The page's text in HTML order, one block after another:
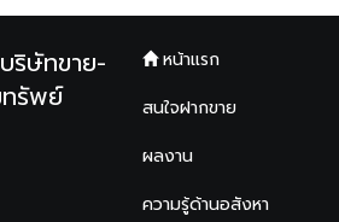
ริษัทขาย-
ทรัพย์
หน้าแรก
สนใจฝากขาย
ผลงาน
ความรู้ด้านอสังหา